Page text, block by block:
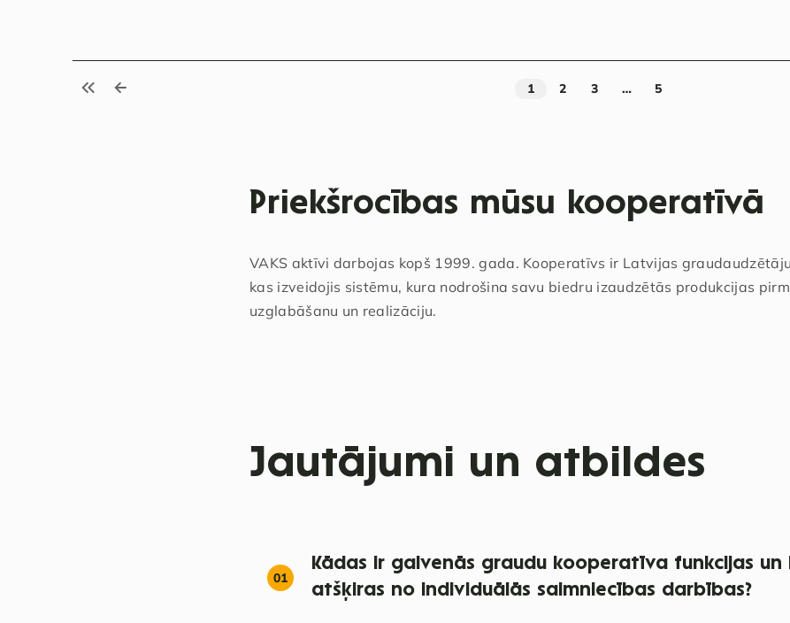
1 2 3 … 5
Priekšrocības mūsu kooperatīvā
VAKS aktīvi darbojas kopš 1999. gada. Kooperatīvs ir Latvijas
kas izveidojis sistēmu, kura nodrošina savu biedru izaudzētās produkcijas
uzglabāšanu un realizāciju.
Jautājumi un atbildes
01
Kādas ir galvenās graudu kooperatīva funkcijas un
atšķiras no individuālās saimniecības darbības?